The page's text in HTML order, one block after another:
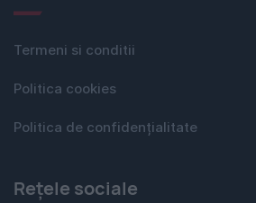
Termeni si conditii
Politica cookies
Politica de confidențialitate
Rețele sociale